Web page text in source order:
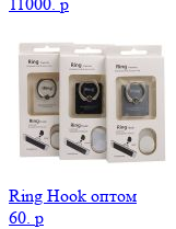
Ring Hook оптом
60. p